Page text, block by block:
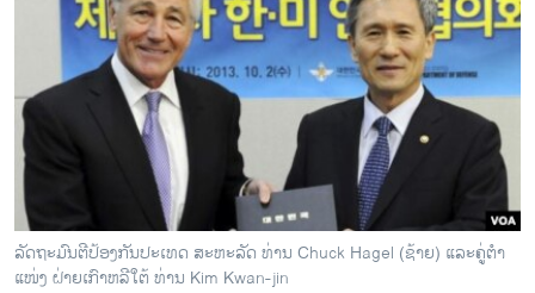
ອິດສະຫຼະພາບດ້ານການຂ່າວ
ຊີວິດຊາວລາວ
ຊຸມຊົນຊາວລາວ
ວິທະຍາສາດ-ເທັກໂນໂລຈີ
ທຸລະກິດ
ພາສາອັງກິດ
ວີດີໂອ
ລັດຖະມົນຕີປ້ອງກັນປະເທດ ສະຫະລັດ ທ່ານ Chuck Hagel (ຊ້າຍ) ແລະຄູ່ຕໍາ
ແໜ່ງ ຝ່າຍເກົາຫລີໃຕ້ ທ່ານ Kim Kwan-jin